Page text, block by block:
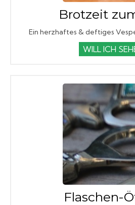
Brotzeit
Ein herzhaftes & deftiges
WILL ICH
Flaschen-